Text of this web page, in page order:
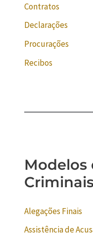
Contratos
Declarações
Procurações
Recibos
Modelos
Alegações Finais
Assistência de